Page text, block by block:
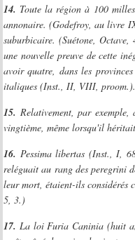
14. Toute la région à 100
annonaire. (Godefroy, au livre
suburbicaire. (Suétone,
une nouvelle preuve de cette
avoir quatre, dans les
italiques (Inst., II, VIII, proom.).
15. Relativement, par
vingtième, même lorsqu'il
16. Pessima libertas (Inst., I,
reléguait au rang des peregrini
leur mort, étaient-ils considérés
5, 3.)
17. La loi Furia Caninia (huit